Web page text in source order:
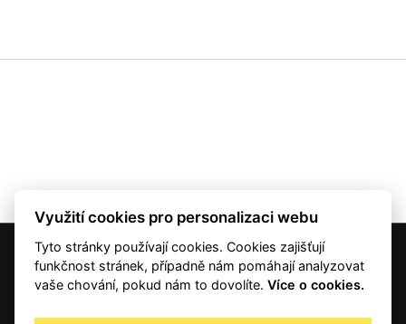
© 2001 — 2026 Copyright CMI News a dodavatelé obsahu. |
Autorská práva
Využití cookies pro personalizaci webu
Tyto stránky používají cookies. Cookies zajišťují
funkčnost stránek, případně nám pomáhají analyzovat
vaše chování, pokud nám to dovolíte.Více o cookies.